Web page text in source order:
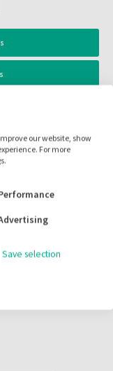
our website, show
For more
Save selection